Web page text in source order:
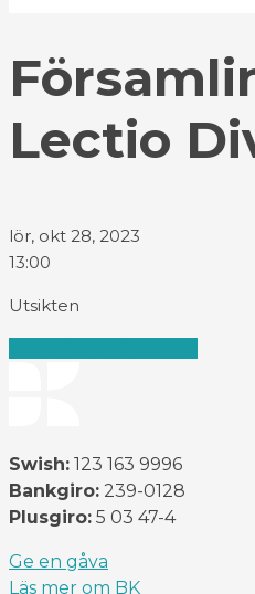
Lectio
lör, okt 28, 2023
13:00
Utsikten
Swish: 123 163 9996
Bankgiro: 239-0128
Plusgiro: 5 03 47-4
Ge en gåva
Läs mer om BK